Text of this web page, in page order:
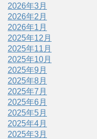
2026年3月
2026年2月
2026年1月
2025年12月
2025年11月
2025年10月
2025年9月
2025年8月
2025年7月
2025年6月
2025年5月
2025年4月
2025年3月